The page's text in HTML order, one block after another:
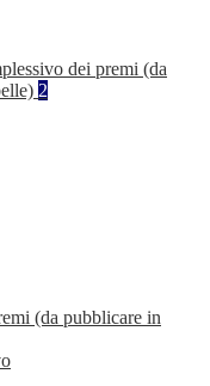
dei premi (da
2
(da pubblicare in